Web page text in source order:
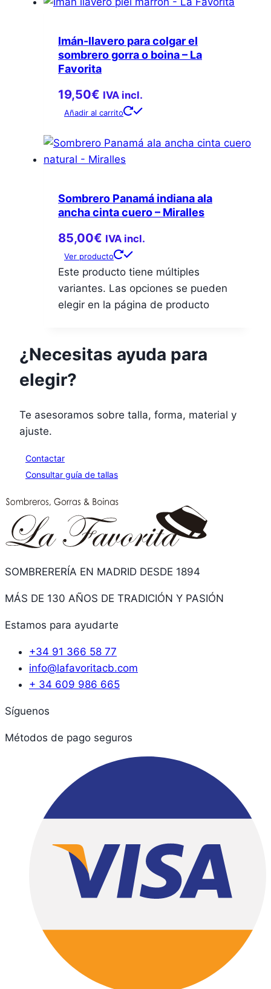
Imán-llavero para colgar el
sombrero gorra o boina – La
Favorita
19,50€ IVA incl.
Añadir al carrito
Sombrero Panamá indiana ala
ancha cinta cuero – Miralles
85,00€ IVA incl.
Ver producto
Este producto tiene múltiples
variantes. Las opciones se pueden
elegir en la página de producto
¿Necesitas ayuda para
elegir?
Te asesoramos sobre talla, forma, material y
ajuste.
Contactar
Consultar guía de tallas
SOMBRERERÍA EN MADRID DESDE 1894
MÁS DE 130 AÑOS DE TRADICIÓN Y PASIÓN
Estamos para ayudarte
+34 91 366 58 77
info@lafavoritacb.com
+ 34 609 986 665
Síguenos
Métodos de pago seguros